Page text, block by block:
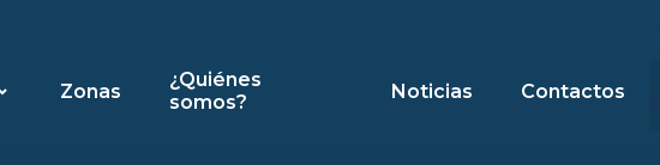
Zonas
¿Quiénes
somos?
Noticias Contactos